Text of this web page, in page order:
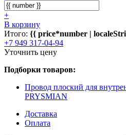
+
В корзину
Итого: {{ price*number |
+7 949 317-04-94
Уточнить цену
Подборки товаров:
Провод плоский для
PRYSMIAN
Доставка
Оплата